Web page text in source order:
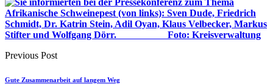
Previous Post
Gute Zusammenarbeit auf langem Weg